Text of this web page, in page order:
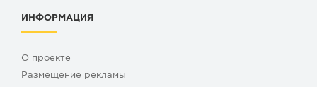
ИНФОРМАЦИЯ
О проекте
Размещение рекламы